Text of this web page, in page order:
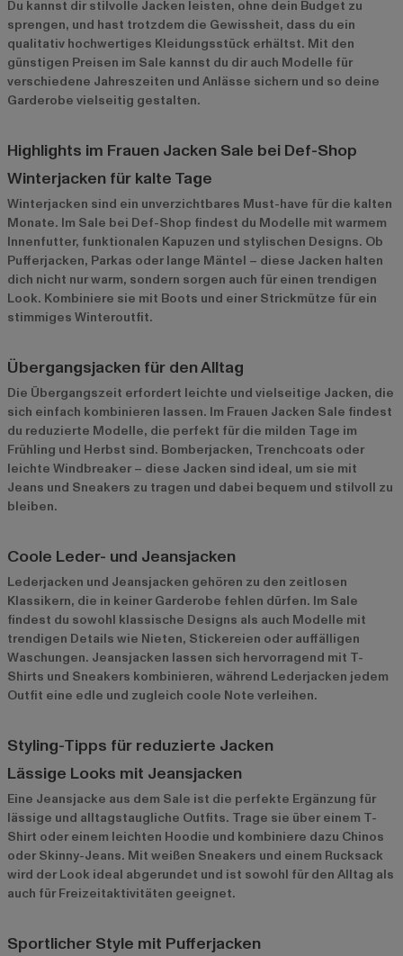
Du kannst dir stilvolle Jacken leisten, ohne dein Budget zu
sprengen, und hast trotzdem die Gewissheit, dass du ein
qualitativ hochwertiges Kleidungsstück erhältst. Mit den
günstigen Preisen im Sale kannst du dir auch Modelle für
verschiedene Jahreszeiten und Anlässe sichern und so deine
Garderobe vielseitig gestalten.
Highlights im Frauen Jacken Sale bei Def-Shop
Winterjacken für kalte Tage
Winterjacken sind ein unverzichtbares Must-have für die kalten
Monate. Im Sale bei Def-Shop findest du Modelle mit warmem
Innenfutter, funktionalen Kapuzen und stylischen Designs. Ob
Pufferjacken, Parkas oder lange Mäntel – diese Jacken halten
dich nicht nur warm, sondern sorgen auch für einen trendigen
Look. Kombiniere sie mit Boots und einer Strickmütze für ein
stimmiges Winteroutfit.
Übergangsjacken für den Alltag
Die Übergangszeit erfordert leichte und vielseitige Jacken, die
sich einfach kombinieren lassen. Im Frauen Jacken Sale findest
du reduzierte Modelle, die perfekt für die milden Tage im
Frühling und Herbst sind. Bomberjacken, Trenchcoats oder
leichte Windbreaker – diese Jacken sind ideal, um sie mit
Jeans und Sneakers zu tragen und dabei bequem und stilvoll zu
bleiben.
Coole Leder- und Jeansjacken
Lederjacken und Jeansjacken gehören zu den zeitlosen
Klassikern, die in keiner Garderobe fehlen dürfen. Im Sale
findest du sowohl klassische Designs als auch Modelle mit
trendigen Details wie Nieten, Stickereien oder auffälligen
Waschungen. Jeansjacken lassen sich hervorragend mit T-
Shirts und Sneakers kombinieren, während Lederjacken jedem
Outfit eine edle und zugleich coole Note verleihen.
Styling-Tipps für reduzierte Jacken
Lässige Looks mit Jeansjacken
Eine Jeansjacke aus dem Sale ist die perfekte Ergänzung für
lässige und alltagstaugliche Outfits. Trage sie über einem T-
Shirt oder einem leichten Hoodie und kombiniere dazu Chinos
oder Skinny-Jeans. Mit weißen Sneakers und einem Rucksack
wird der Look ideal abgerundet und ist sowohl für den Alltag als
auch für Freizeitaktivitäten geeignet.
Sportlicher Style mit Pufferjacken